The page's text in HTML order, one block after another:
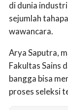
di dunia
sejumlah
wawancara.
Arya Saputra,
Fakultas Sains
bangga bisa
proses seleksi